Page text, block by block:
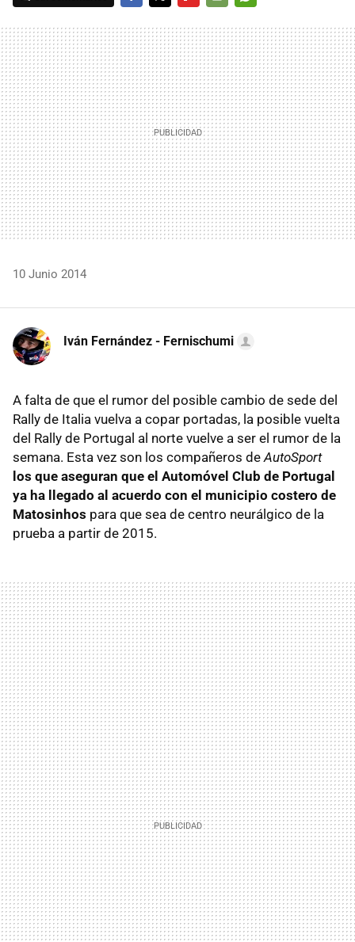
MAIL
10 Junio 2014
Iván Fernández - Fernischumi
A falta de que el rumor del posible cambio de sede del
Rally de Italia vuelva a copar portadas, la posible vuelta
del Rally de Portugal al norte vuelve a ser el rumor de la
semana. Esta vez son los compañeros de AutoSport
los que aseguran que el Automóvel Club de Portugal
ya ha llegado al acuerdo con el municipio costero de
Matosinhos para que sea de centro neurálgico de la
prueba a partir de 2015.